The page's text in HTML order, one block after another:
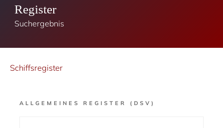
Register
Suchergebnis
Schiffsregister
ALLGEMEINES REGISTER (DSV)